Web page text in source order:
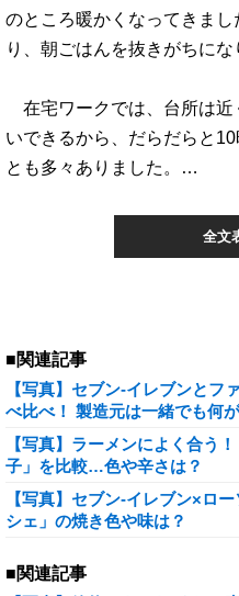
のところ暖かくなってきま
り、朝ごはんを抜きがちにな
在宅ワークでは、台所は近
いできるから、だらだらと
とも多々ありました。…
全文
■関連記事
【写真】セブン-イレブンとフ
べ比べ！ 製造元は一緒でも何
【写真】ラーメンによく合う
子」を比較…色や辛さは？
【写真】セブン-イレブン×ロ
シェ」の焼き色や味は？
■関連記事